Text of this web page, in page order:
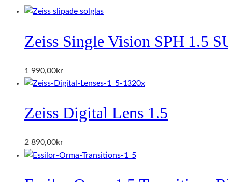
Zeiss Single Vision SPH 1.5
1 990,00kr
Zeiss Digital Lens 1.5
2 890,00kr